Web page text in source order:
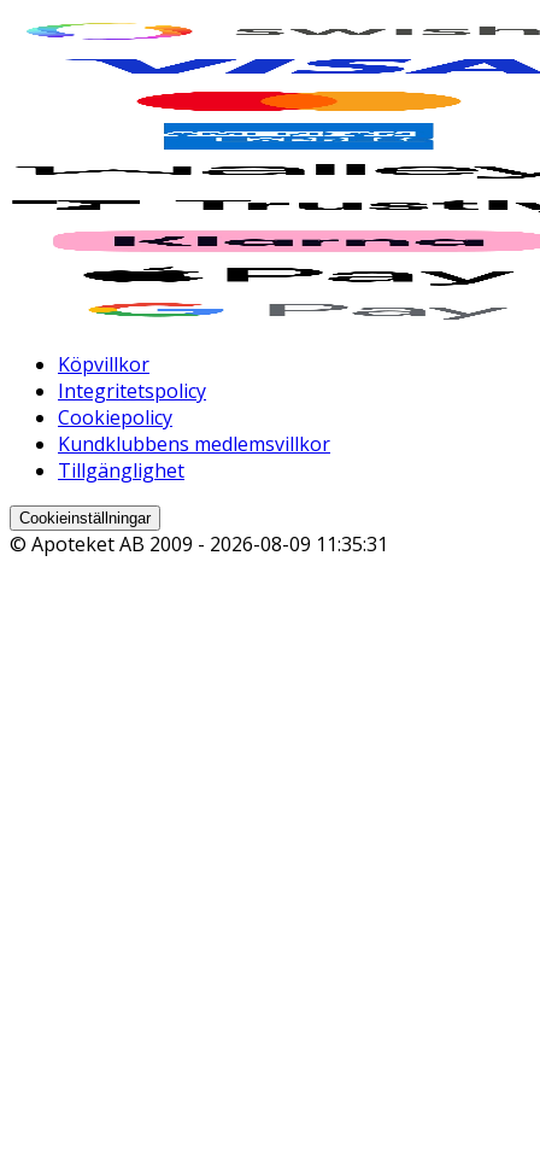
Köpvillkor
Integritetspolicy
Cookiepolicy
Kundklubbens medlemsvillkor
Tillgänglighet
Cookieinställningar
© Apoteket AB 2009 - 2026-08-09 11:35:31